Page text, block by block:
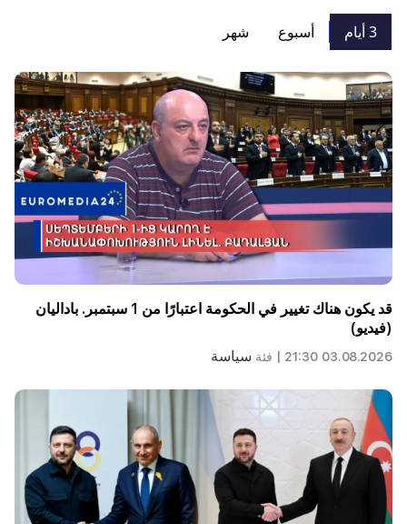
3 أيام أسبوع شهر
قد يكون هناك تغيير في الحكومة اعتبارًا من 1 سبتمبر. باداليان
(فيديو)
03.08.2026 21:30 | فئة سياسة